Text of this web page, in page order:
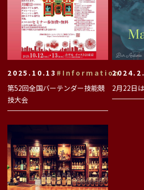
2025.10.13 #Information
第52回全国バーテンダー技能競
技大会
2月22日